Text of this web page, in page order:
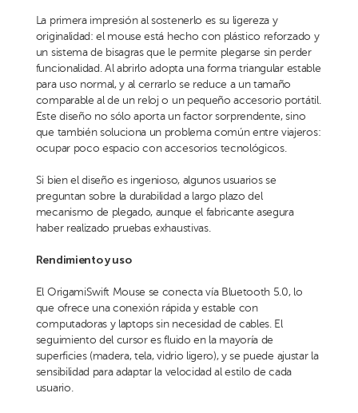
La primera impresión al sostenerlo es su ligereza y
originalidad: el mouse está hecho con plástico reforzado y
un sistema de bisagras que le permite plegarse sin perder
funcionalidad. Al abrirlo adopta una forma triangular estable
para uso normal, y al cerrarlo se reduce a un tamaño
comparable al de un reloj o un pequeño accesorio portátil.
Este diseño no sólo aporta un factor sorprendente, sino
que también soluciona un problema común entre viajeros:
ocupar poco espacio con accesorios tecnológicos.
Si bien el diseño es ingenioso, algunos usuarios se
preguntan sobre la durabilidad a largo plazo del
mecanismo de plegado, aunque el fabricante asegura
haber realizado pruebas exhaustivas.
Rendimiento y uso
El OrigamiSwift Mouse se conecta vía Bluetooth 5.0, lo
que ofrece una conexión rápida y estable con
computadoras y laptops sin necesidad de cables. El
seguimiento del cursor es fluido en la mayoría de
superficies (madera, tela, vidrio ligero), y se puede ajustar la
sensibilidad para adaptar la velocidad al estilo de cada
usuario.